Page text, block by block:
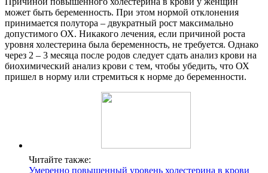
может быть беременность. При этом нормой отклонения
принимается полутора – двукратный рост максимально
допустимого ОХ. Никакого лечения, если причиной роста
уровня холестерина была беременность, не требуется. Однако
через 2 – 3 месяца после родов следует сдать анализ крови на
биохимический анализ крови с тем, чтобы убедить, что ОХ
пришел в норму или стремиться к норме до беременности.
Читайте также:
Умеренно повышенный уровень холестерина в крови